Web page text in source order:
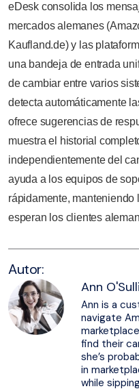
eDesk consolida los
mercados alemanes
Kaufland.de) y las
una bandeja de entrada
de cambiar entre varios
detecta automáticamente
ofrece sugerencias de
muestra el historial
independientemente del
ayuda a los equipos de
rápidamente,
esperan los clientes
Autor:
Ann
Ann is a
navigate
find their
she’s
in
while